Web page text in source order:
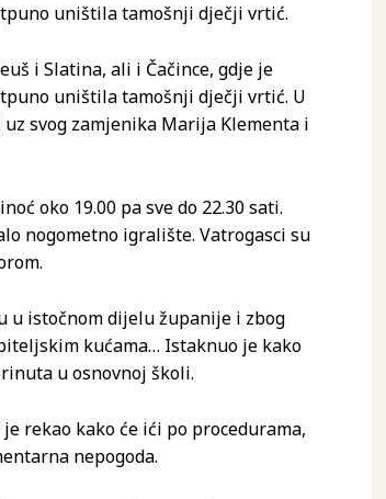
uništila tamošnji dječji vrtić.
i Slatina, ali i Čačince, gdje je
uništila tamošnji dječji vrtić. U
svog zamjenika Marija Klementa i
oko 19.00 pa sve do 22.30 sati.
nogometno igralište. Vatrogasci su
u istočnom dijelu županije i zbog
kućama… Istaknuo je kako
u osnovnoj školi.
rekao kako će ići po procedurama,
nepogoda.